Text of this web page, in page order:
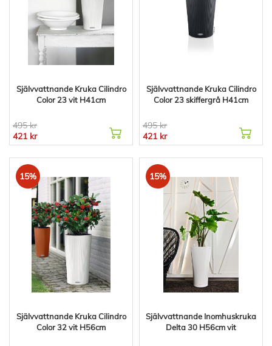
Självvattnande Kruka Cilindro
Color 23 vit H41cm
495 kr
421 kr
Självvattnande Kruka Cilindro
Color 23 skiffergrå H41cm
495 kr
421 kr
15%
Självvattnande Kruka Cilindro
Color 32 vit H56cm
15%
Självvattnande Inomhuskruka
Delta 30 H56cm vit